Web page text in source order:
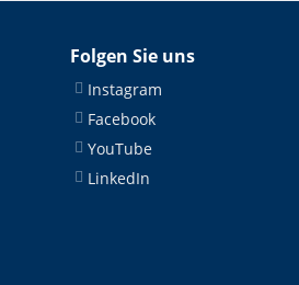
Folgen Sie uns
Instagram
Facebook
YouTube
LinkedIn